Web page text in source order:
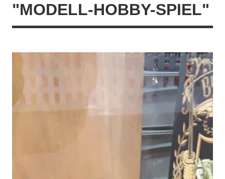
"MODELL-HOBBY-SPIEL"